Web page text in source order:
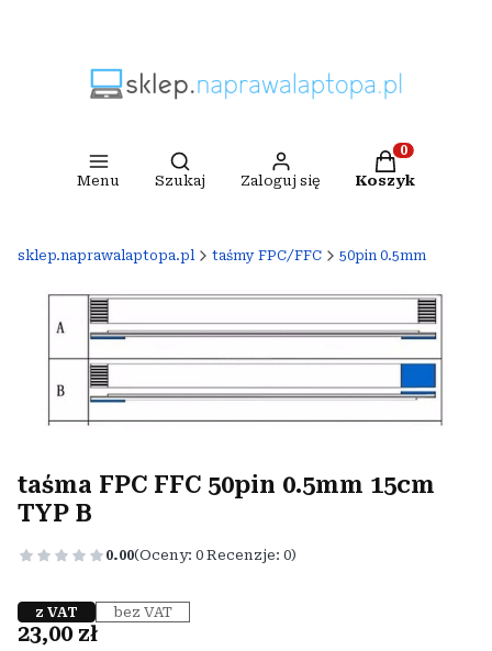
Menu
Otwórz wyszukiwarkę
Szukaj Zaloguj się
Produkty w
Koszyk
sklep.naprawalaptopa.pl taśmy FPC/FFC 50pin 0.5mm
taśma FPC FFC 50pin 0.5mm 15cm
TYP B
0.00(Oceny: 0 Recenzje: 0)
z VAT bez VAT
Cena
23,00 zł